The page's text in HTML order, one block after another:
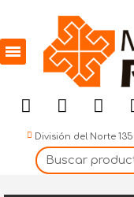
División del Norte